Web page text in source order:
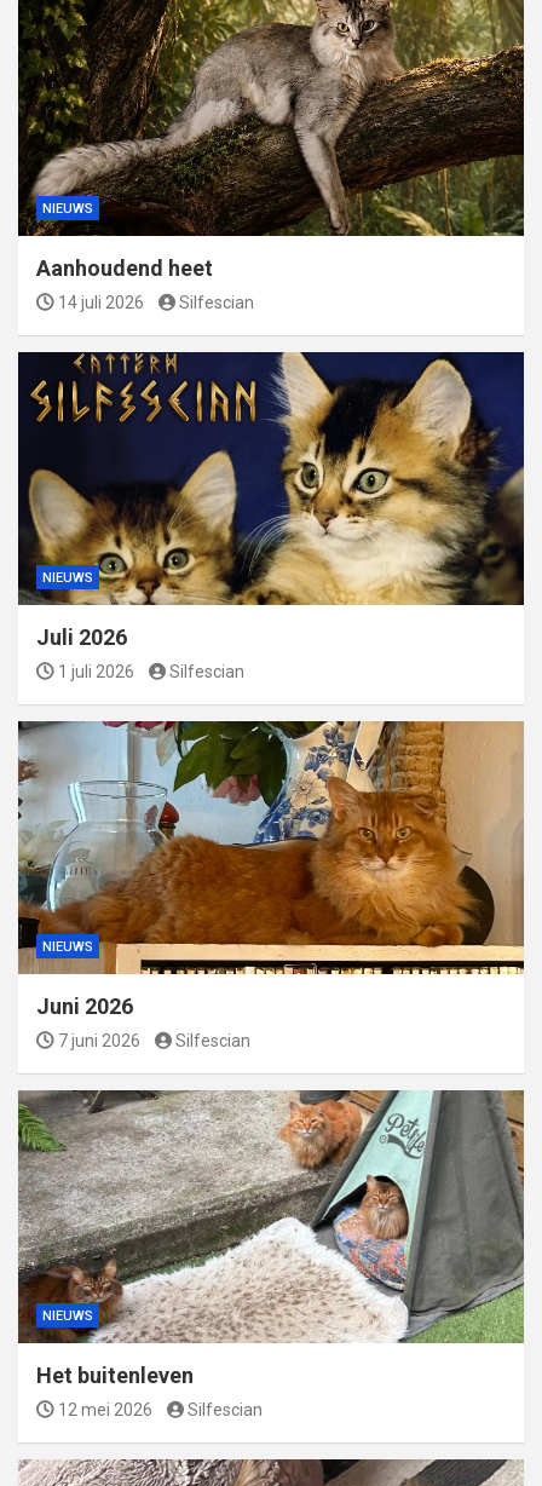
NIEUWS
Aanhoudend heet
14 juli 2026 Silfescian
NIEUWS
Juli 2026
1 juli 2026 Silfescian
NIEUWS
Juni 2026
7 juni 2026 Silfescian
NIEUWS
Het buitenleven
12 mei 2026 Silfescian